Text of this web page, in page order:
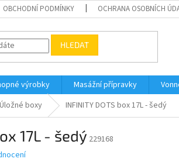
OBCHODNÍ PODMÍNKY OCHRANA OSOBNÍCH
HLEDAT
výrobky Masážní přípravky
Úložné boxy INFINITY DOTS box 17L - šedý
17L - šedý 229168